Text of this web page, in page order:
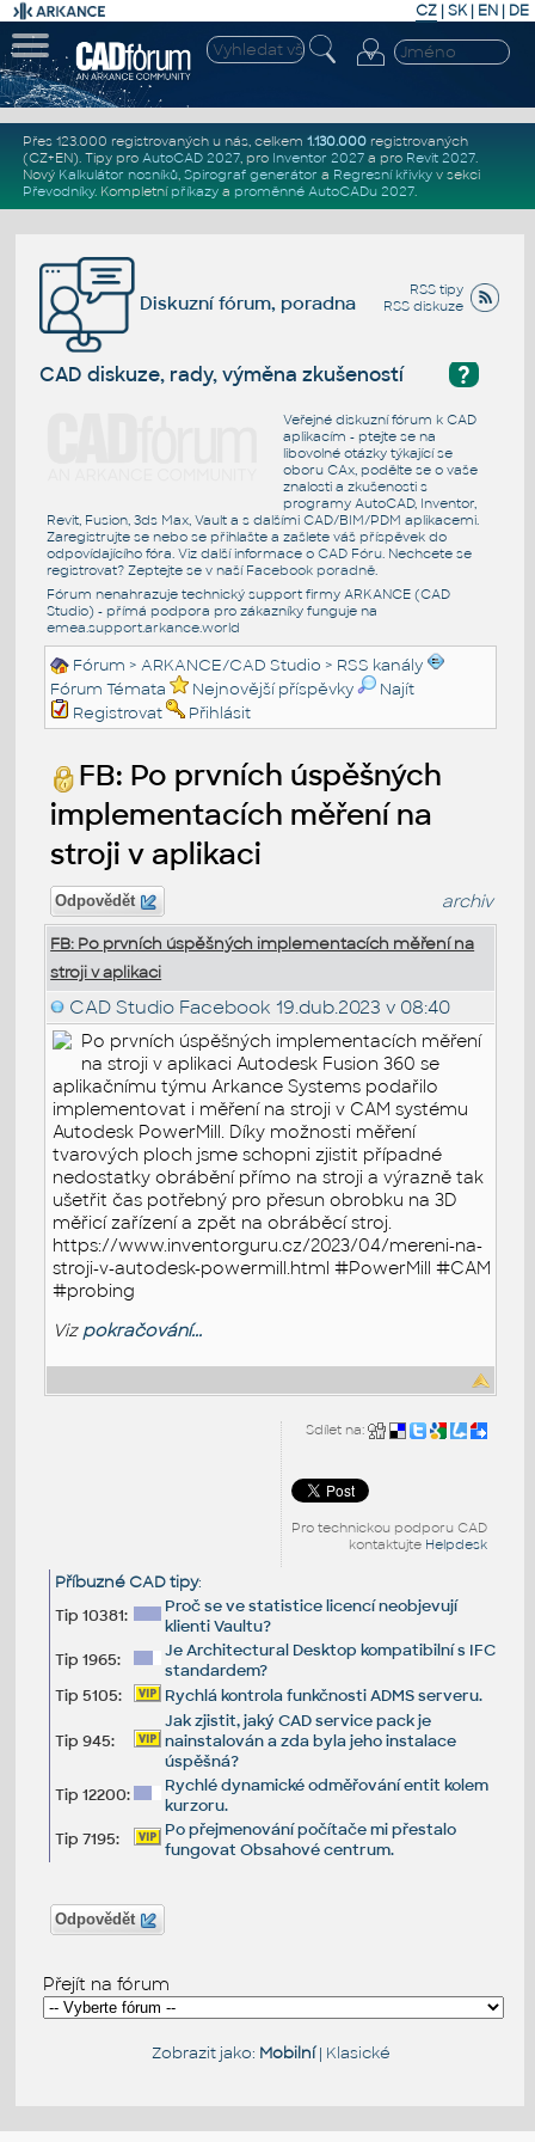
CZ | SK| EN | DE
Přes 123.000 registrovaných u nás, celkem 1.130.000registrovaných
(CZ+EN). Tipy pro AutoCAD 2027, pro Inventor 2027a pro Revit 2027.
Nový Kalkulátor nosníků, Spirograf generátor a Regresní křivkyv sekci
Převodníky. Kompletní příkazya proměnné AutoCADu 2027.
RSS tipy
RSS diskuze
Diskuzní fórum, poradna
?
CAD diskuze, rady, výměna zkušeností
Veřejné diskuzní fórum k CAD
aplikacím - ptejte se na
libovolné otázky týkající se
oboru CAx, podělte se o vaše
znalosti a zkušenosti s
programy AutoCAD, Inventor,
Revit, Fusion, 3ds Max, Vault a s dalšími CAD/BIM/PDM aplikacemi.
Zaregistrujte se nebo se přihlašte a zašlete váš příspěvek do
odpovídajícího fóra. Viz další informace o CAD Fóru. Nechcete se
registrovat? Zeptejte se v naší Facebook poradně.
Fórum nenahrazuje technický support firmy ARKANCE (CAD
Studio) - přímá podpora pro zákazníky funguje na
emea.support.arkance.world
Fórum >ARKANCE/CAD Studio > RSS kanály
Fórum Témata
Nejnovější příspěvky
Najít
Registrovat
Přihlásit
FB: Po prvních úspěšných
implementacích měření na
stroji v aplikaci
Odpovědět archiv
FB: Po prvních úspěšných implementacích měření na
stroji v aplikaci
CAD Studio Facebook 19.dub.2023 v 08:40
Po prvních úspěšných implementacích měření
na stroji v aplikaci Autodesk Fusion 360 se
aplikačnímu týmu Arkance Systems podařilo
implementovat i měření na stroji v CAM systému
Autodesk PowerMill. Díky možnosti měření
tvarových ploch jsme schopni zjistit případné
nedostatky obrábění přímo na stroji a výrazně tak
ušetřit čas potřebný pro přesun obrobku na 3D
měřicí zařízení a zpět na obráběcí stroj.
https://www.inventorguru.cz/2023/04/mereni-na-
stroji-v-autodesk-powermill.html #PowerMill #CAM
#probing
Viz pokračování...
Sdílet na:
Pro technickou podporu CAD
kontaktujte Helpdesk
Příbuzné CAD tipy:
Tip 10381:
Proč se ve statistice licencí neobjevují
klienti Vaultu?
Tip 1965:
Je Architectural Desktop kompatibilní s IFC
standardem?
Tip 5105:
Rychlá kontrola funkčnosti ADMS serveru.
Tip 945:
Jak zjistit, jaký CAD service pack je
nainstalován a zda byla jeho instalace
úspěšná?
Tip 12200:
Rychlé dynamické odměřování entit kolem
kurzoru.
Tip 7195:
Po přejmenování počítače mi přestalo
fungovat Obsahové centrum.
Odpovědět
Přejít na fórum
Zobrazit jako: Mobilní| Klasické